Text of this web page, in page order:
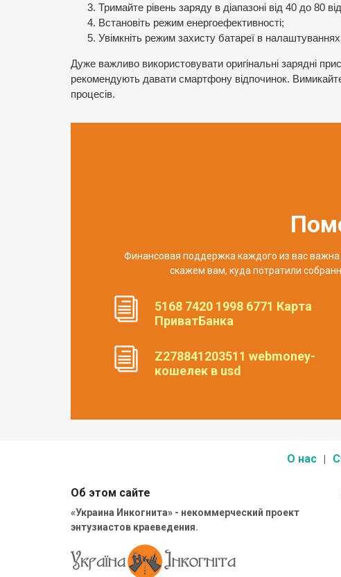
Тримайте рівень заряду в діапазоні від 40 до 80
Встановіть режим енергоефективності;
Увімкніть режим захисту батареї в
Дуже важливо використовувати оригінальні зарядні
рекомендують давати смартфону відпочинок.
процесів.
Финансовая поддержка каждого из вас
скажем вам, куда потратили
5168 7420 1998 6771 Карта
ПриватБанка
Z278841203511 webmoney-
кошелек в usd
О нас
Об этом сайте
«Украина Инкогнита» - некоммерческий проект
энтузиастов краеведения.